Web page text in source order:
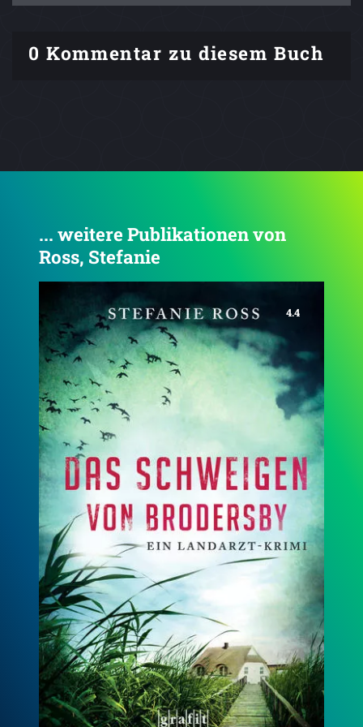
0 Kommentar zu diesem Buch
... weitere Publikationen von
Ross, Stefanie
4.7